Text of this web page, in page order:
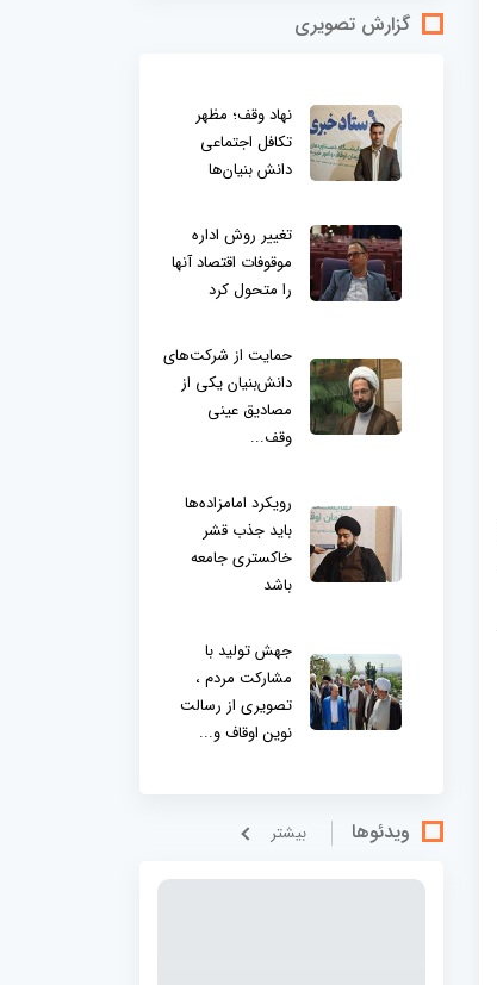
گزارش تصویری
نهاد وقف؛ مظهر
تکافل اجتماعی
دانش بنیان‌ها
تغییر روش اداره
موقوفات اقتصاد آنها
را متحول کرد
حمایت از شرکت‌های
دانش‌بنیان یکی از
مصادیق عینی
وقف...
رویکرد امامزاده‌ها
باید جذب قشر
خاکستری جامعه
باشد
جهش تولید با
مشارکت مردم ،
تصویری از رسالت
نوین اوقاف و...
ویدئوها بيشتر